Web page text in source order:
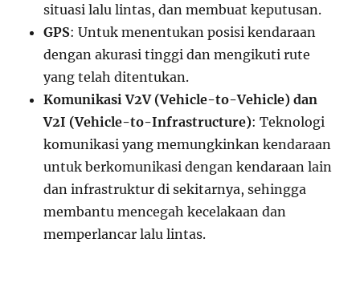
situasi lalu lintas, dan membuat keputusan.
GPS: Untuk menentukan posisi kendaraan
dengan akurasi tinggi dan mengikuti rute
yang telah ditentukan.
Komunikasi V2V (Vehicle-to-Vehicle) dan
V2I (Vehicle-to-Infrastructure): Teknologi
komunikasi yang memungkinkan kendaraan
untuk berkomunikasi dengan kendaraan lain
dan infrastruktur di sekitarnya, sehingga
membantu mencegah kecelakaan dan
memperlancar lalu lintas.